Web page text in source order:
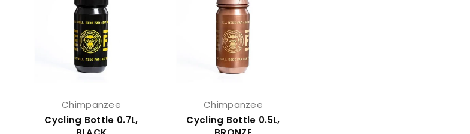
Chimpanzee
Cycling Bottle 0.7L,
Chimpanzee
Cycling Bottle 0.5L,